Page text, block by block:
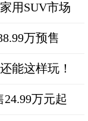
用SUV市场
万预售
能这样玩！
万元起